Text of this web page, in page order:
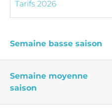
Semaine basse saison
Semaine moyenne
saison